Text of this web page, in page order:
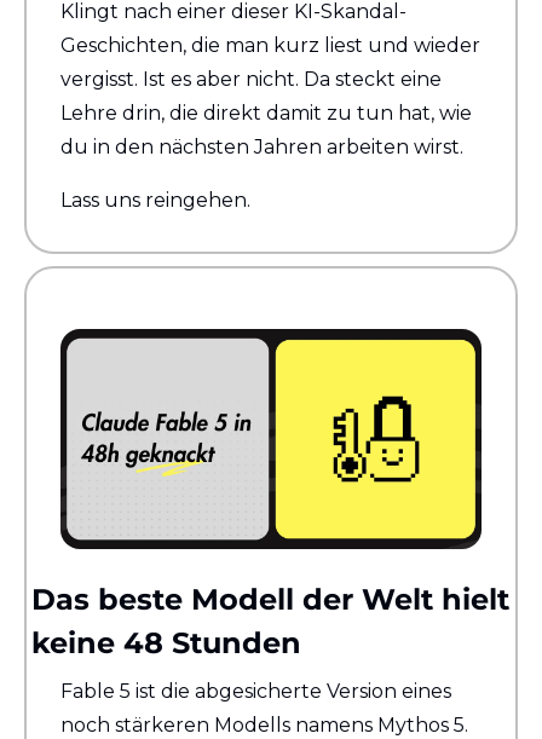
Klingt nach einer dieser KI-Skandal-
Geschichten, die man kurz liest und wieder
vergisst. Ist es aber nicht. Da steckt eine
Lehre drin, die direkt damit zu tun hat, wie
du in den nächsten Jahren arbeiten wirst.
Lass uns reingehen.
Das beste Modell der Welt hielt
keine 48 Stunden
Fable 5 ist die abgesicherte Version eines
noch stärkeren Modells namens Mythos 5.